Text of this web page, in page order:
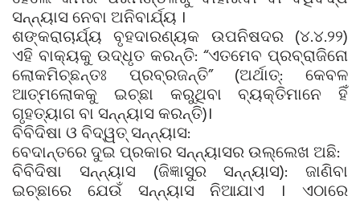
ସନ୍ନ୍ୟାସ ନେବା ଅନିବାର୍ଯ୍ୟ ।
ଶଙ୍କରାଚାର୍ଯ୍ୟ ବୃହଦାରଣ୍ୟକ ଉପନିଷଦର (୪.୪.୨୨)
ଏହି ବାକ୍ୟକୁ ଉଦ୍ଧୃତ କରନ୍ତି: “ଏତମେବ ପ୍ରବ୍ରାଜିନୋ
ଲୋକମିଚ୍ଛନ୍ତଃ ପ୍ରବ୍ରଜନ୍ତି” (ଅର୍ଥାତ୍: କେବଳ
ଆତ୍ମଲୋକକୁ ଇଚ୍ଛା କରୁଥିବା ବ୍ୟକ୍ତିମାନେ ହିଁ
ଗୃହତ୍ୟାଗ ବା ସନ୍ନ୍ୟାସ କରନ୍ତି)।
ବିବିଦିଷା ଓ ବିଦ୍ୱତ୍ ସନ୍ନ୍ୟାସ:
ବେଦାନ୍ତରେ ଦୁଇ ପ୍ରକାର ସନ୍ନ୍ୟାସର ଉଲ୍ଲେଖ ଅଛି:
ବିବିଦିଷା ସନ୍ନ୍ୟାସ (ଜିଜ୍ଞାସୁର ସନ୍ନ୍ୟାସ): ଜାଣିବା
ଇଚ୍ଛାରେ ଯେଉଁ ସନ୍ନ୍ୟାସ ନିଆଯାଏ । ଏଠାରେ